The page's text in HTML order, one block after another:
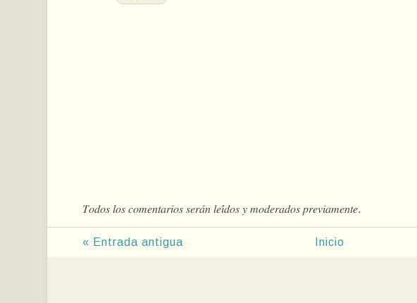
𝑇𝑜𝑑𝑜𝑠 𝑙𝑜𝑠 𝑐𝑜𝑚𝑒𝑛𝑡𝑎𝑟𝑖𝑜𝑠 𝑠𝑒𝑟𝑎́𝑛 𝑙𝑒𝑖́𝑑𝑜𝑠 𝑦 𝑚𝑜𝑑𝑒𝑟𝑎𝑑𝑜𝑠 𝑝𝑟𝑒𝑣𝑖𝑎𝑚𝑒𝑛𝑡𝑒.
« Entrada antigua Inicio